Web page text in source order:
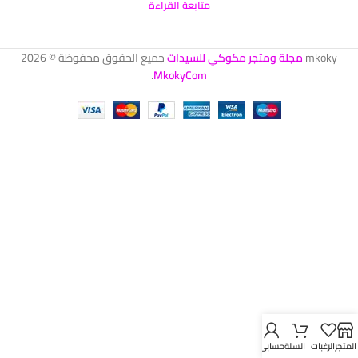
متابعة القراءة
mkokyمجلة ومتجر مكوكي للسيداتجميع الحقوق محفوظة © 2026
MkokyCom
.
المتجرالرغبات السلةحسابي